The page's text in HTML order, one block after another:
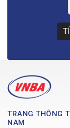
TRANG THÔNG
NAM